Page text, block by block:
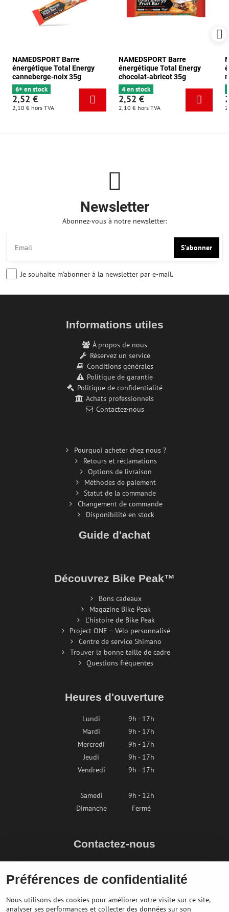
NAMEDSPORT Barre
énergétique Total Energy
canneberge-noix 35g
6+ en stock
2,52 €
2,10 € hors TVA
NAMEDSPORT Barre
énergétique Total Energy
chocolat-abricot 35g
4 en stock
2,52 €
2,10 € hors TVA
Newsletter
Abonnez-vous à notre newsletter:
S'abonner
Je souhaite m'abonner à la newsletter par e-mail.
Informations utiles
À propos de nous
Réservez un service
Conditions générales
Politique de garantie
Politique de confidentialité
Achats professionnels
Contactez-nous
Pourquoi acheter chez nous ?
Retours et réclamations
Options de livraison
Méthodes de paiement
Statut de la commande
Changement de commande
Disponibilité en stock
Guide d'achat
Découvrez Bike Peak™
Bons cadeaux
Magazine Bike Peak
L'histoire de Bike Peak
Project ONE – Vélo personnalisé
Centre de service Shimano
Trouver la bonne taille de cadre
Questions fréquentes
Heures d'ouverture
Lundi
9h - 17h
Mardi
9h - 17h
Mercredi
9h - 17h
Jeudi
9h - 17h
Vendredi
9h - 17h
Samedi
9h - 12h
Dimanche
Fermé
Contactez-nous
+436764858804
Préférences de confidentialité
Nous utilisons des cookies pour améliorer votre visite sur ce site,
analyser ses performances et collecter des données sur son